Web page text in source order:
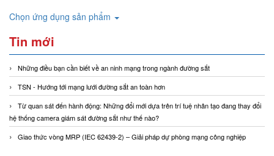
Chọn ứng dụng sản phẩm
Tin mới
Những điều bạn cần biết về an ninh mạng trong ngành đường sắt
TSN - Hướng tới mạng lưới đường sắt an toàn hơn
Từ quan sát đến hành động: Những đổi mới dựa trên trí tuệ nhân tạo đang thay đổi
hệ thống camera giám sát đường sắt như thế nào?
Giao thức vòng MRP (IEC 62439-2) – Giải pháp dự phòng mạng công nghiệp